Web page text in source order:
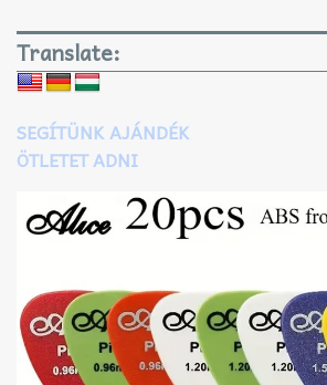
Translate:
SEGÍTÜNK AJÁNDÉK
ÖTLETET ADNI